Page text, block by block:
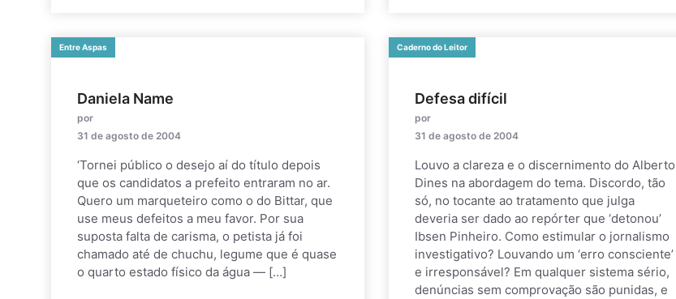
Entre Aspas
Daniela Name
por
31 de agosto de 2004
‘Tornei público o desejo aí do título depois
que os candidatos a prefeito entraram no ar.
Quero um marqueteiro como o do Bittar, que
use meus defeitos a meu favor. Por sua
suposta falta de carisma, o petista já foi
chamado até de chuchu, legume que é quase
o quarto estado físico da água — […]
Caderno do Leitor
Defesa difícil
por
31 de agosto de 2004
Louvo a clareza e o discernimento do Alberto
Dines na abordagem do tema. Discordo, tão
só, no tocante ao tratamento que julga
deveria ser dado ao repórter que ‘detonou’
Ibsen Pinheiro. Como estimular o jornalismo
investigativo? Louvando um ‘erro consciente’
e irresponsável? Em qualquer sistema sério,
denúncias sem comprovação são punidas, e